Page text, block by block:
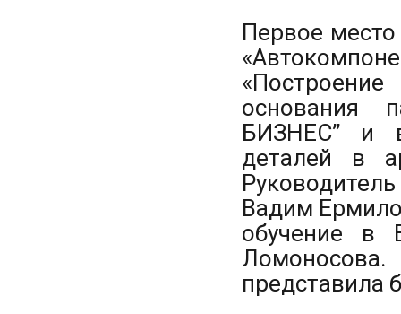
Первое
основания
БИЗНЕС” и
деталей в
Вадим
обучение
представила